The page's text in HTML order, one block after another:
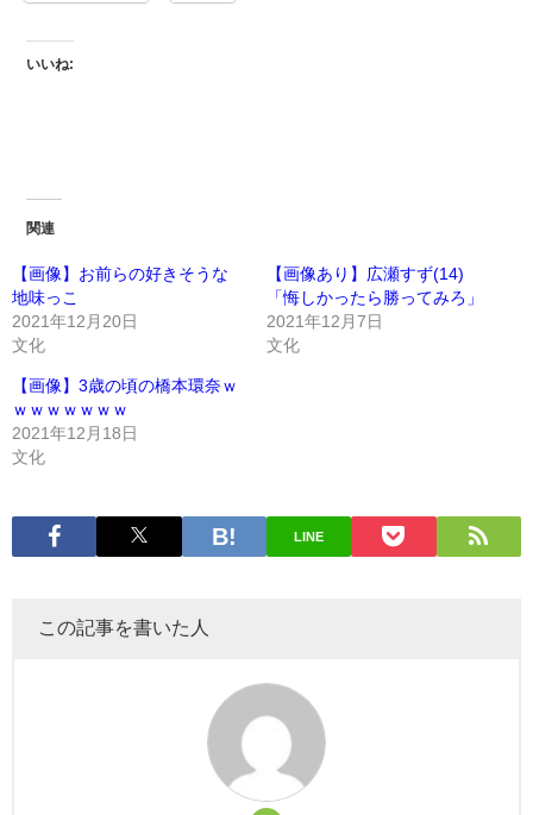
いいね:
関連
【画像】お前らの好きそうな
地味っこ
2021年12月20日
文化
【画像あり】広瀬すず(14)
「悔しかったら勝ってみろ」
2021年12月7日
文化
【画像】3歳の頃の橋本環奈ｗ
ｗｗｗｗｗｗｗ
2021年12月18日
文化
LINE
この記事を書いた人